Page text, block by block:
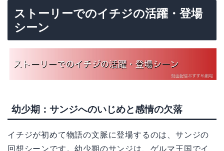
ストーリーでのイチジの活躍・登場
シーン
幼少期：サンジへのいじめと感情の欠落
イチジが初めて物語の文脈に登場するのは、サンジの
回想シーンです。幼少期のサンジは、ゲルマ王国でイ